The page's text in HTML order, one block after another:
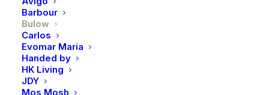
Barbour
Bulow
Carlos
Evomar Maria
Handed by
HK Living
JDY
Mos Mosh
smelter på tungen og små smakseksplosjoner av
lakrispulver gjør den til en perfekt balansert smak av
både søtt og salt.
På lager